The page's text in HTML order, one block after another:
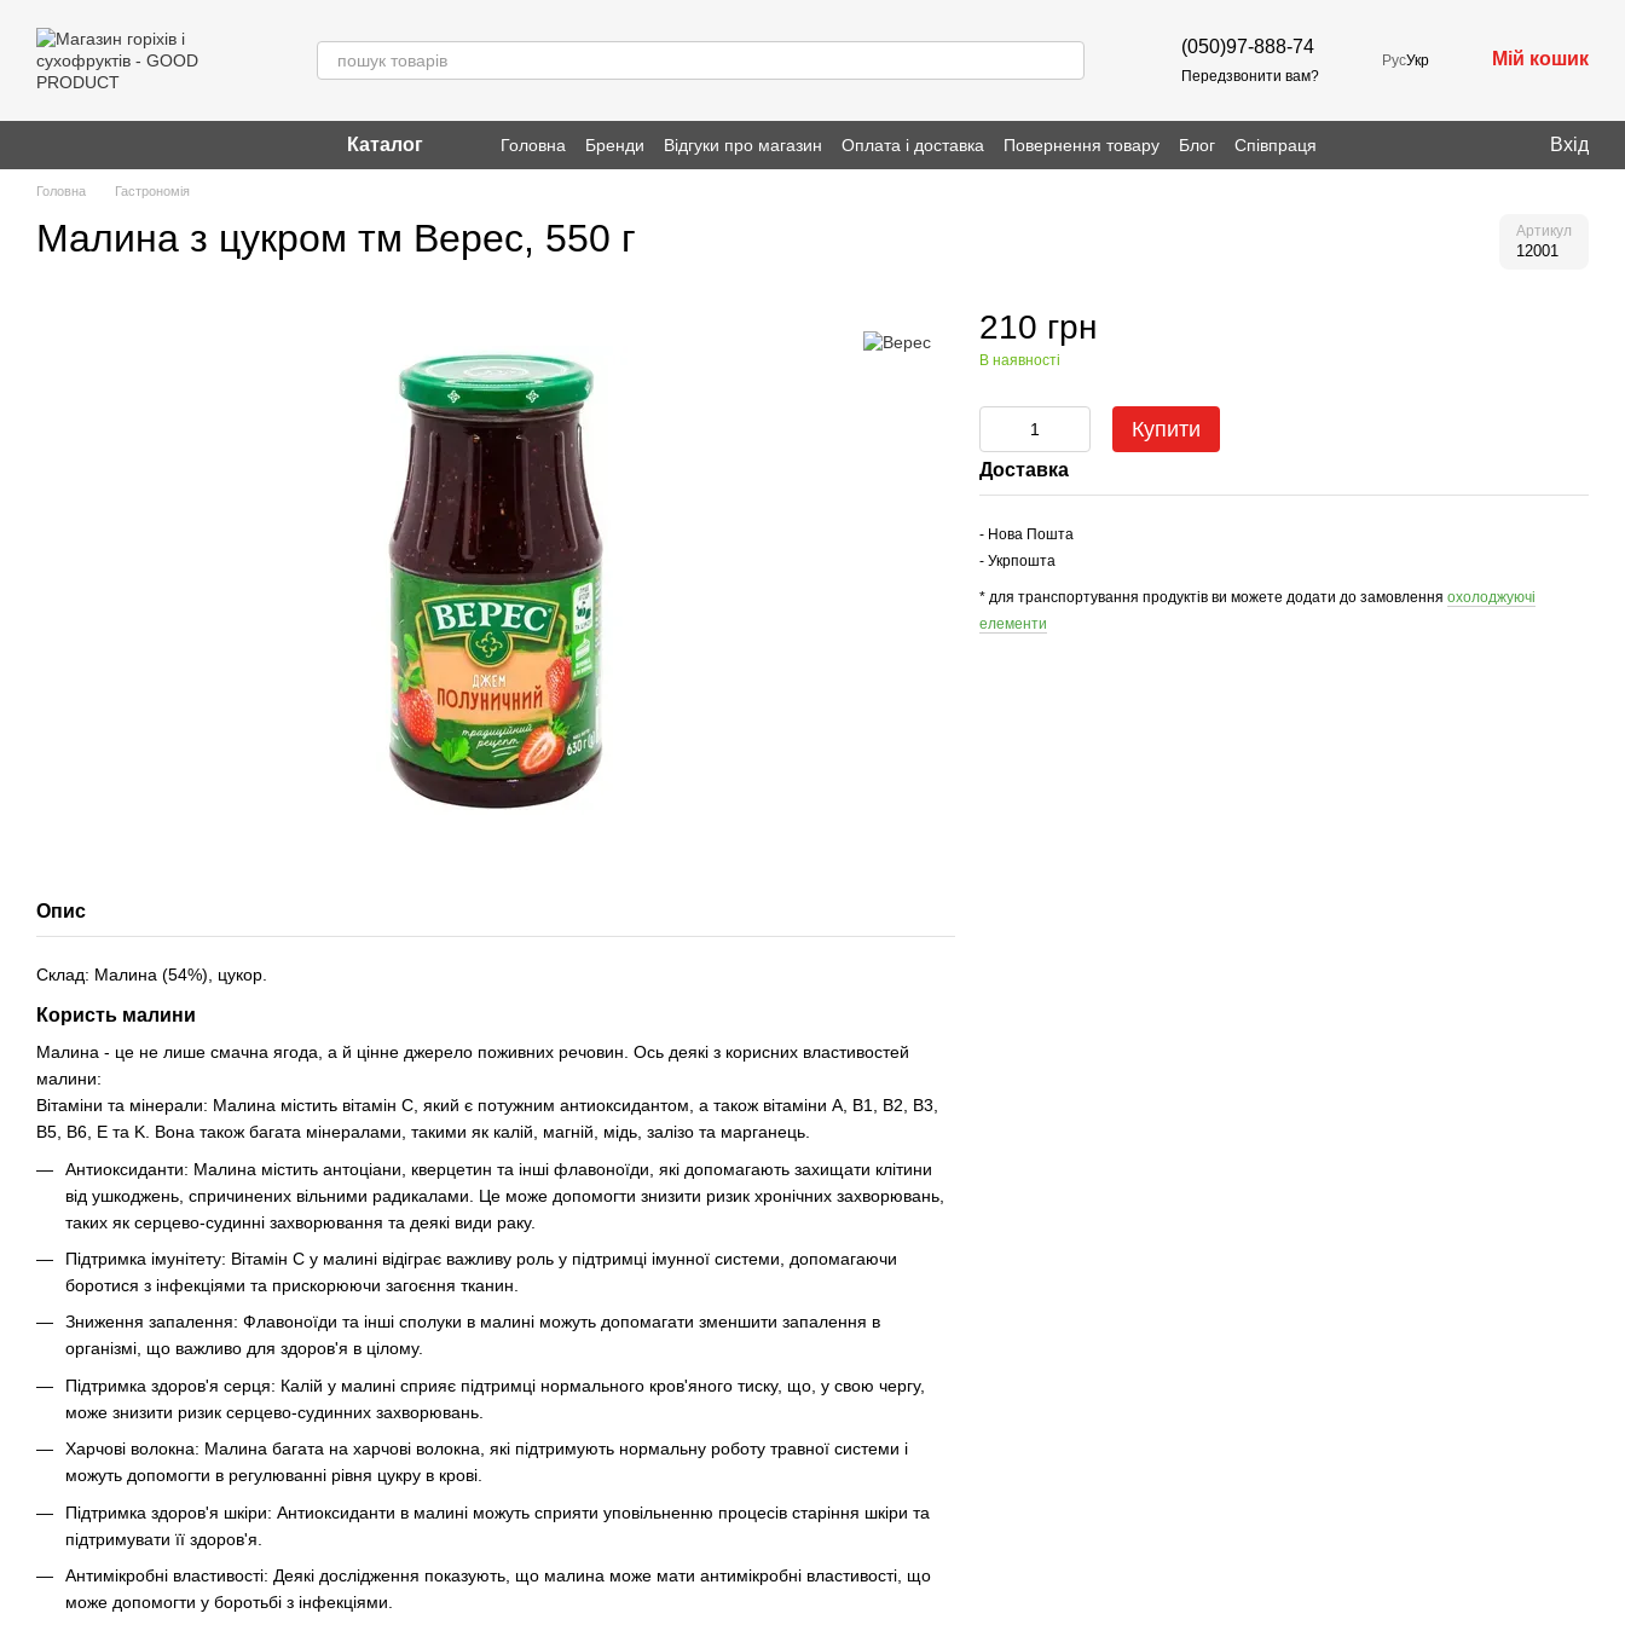
(050)97-888-74
Передзвонити вам?
РусУкр Мій кошик
Каталог Головна Бренди Відгуки про магазин Оплата і доставка Повернення товару Блог Співпраця Вхід
Головна Гастрономія
Малина з цукром тм Верес, 550 г Артикул
12001
Опис
Склад: Малина (54%), цукор.
Користь малини
Малина - це не лише смачна ягода, а й цінне джерело поживних речовин. Ось деякі з корисних властивостей
малини:
Вітаміни та мінерали: Малина містить вітамін C, який є потужним антиоксидантом, а також вітаміни A, B1, B2, B3,
B5, B6, E та K. Вона також багата мінералами, такими як калій, магній, мідь, залізо та марганець.
Антиоксиданти: Малина містить антоціани, кверцетин та інші флавоноїди, які допомагають захищати клітини
від ушкоджень, спричинених вільними радикалами. Це може допомогти знизити ризик хронічних захворювань,
таких як серцево-судинні захворювання та деякі види раку.
Підтримка імунітету: Вітамін C у малині відіграє важливу роль у підтримці імунної системи, допомагаючи
боротися з інфекціями та прискорюючи загоєння тканин.
Зниження запалення: Флавоноїди та інші сполуки в малині можуть допомагати зменшити запалення в
організмі, що важливо для здоров'я в цілому.
Підтримка здоров'я серця: Калій у малині сприяє підтримці нормального кров'яного тиску, що, у свою чергу,
може знизити ризик серцево-судинних захворювань.
Харчові волокна: Малина багата на харчові волокна, які підтримують нормальну роботу травної системи і
можуть допомогти в регулюванні рівня цукру в крові.
Підтримка здоров'я шкіри: Антиоксиданти в малині можуть сприяти уповільненню процесів старіння шкіри та
підтримувати її здоров'я.
Антимікробні властивості: Деякі дослідження показують, що малина може мати антимікробні властивості, що
може допомогти у боротьбі з інфекціями.
210 грн
В наявності
Купити
Доставка
- Нова Пошта
- Укрпошта
* для транспортування продуктів ви можете додати до замовленняохолоджуючі
елементи